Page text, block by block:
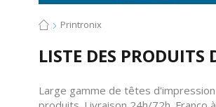
Printronix
LISTE DES
Large gamme de têtes